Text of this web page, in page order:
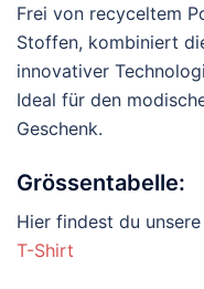
Frei von recyceltem
Stoffen, kombiniert
innovativer
Ideal für den
Geschenk.
Grössentabelle:
Hier findest du
T-Shirt